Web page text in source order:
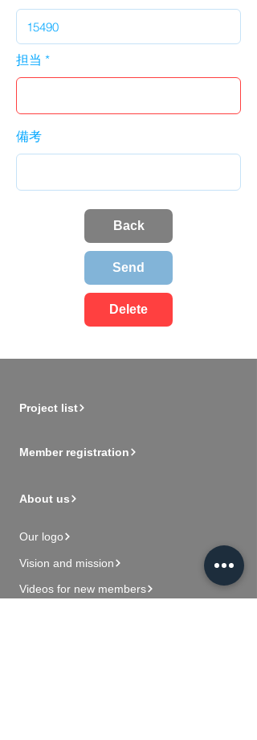
担当
備考
Back
Send
Delete
Project list
Member registration
About us
Our logo
Vision and mission
Videos for new members